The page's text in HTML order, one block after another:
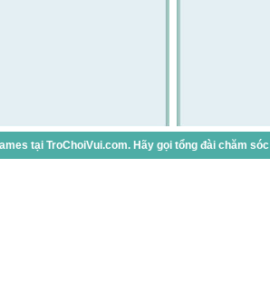
tại TroChoiVui.com. Hãy gọi tổng đài chăm